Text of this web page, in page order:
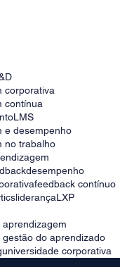
corporativa
contínua
LMS
e desempenho
no trabalho
desempenho
feedback contínuo
liderançaLXP
do aprendizado
universidade corporativa